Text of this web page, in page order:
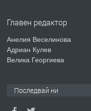
ТЪРСИ
Главен редактор
Анелия Веселинова
Адриан Кулев
Велика Георгиева
Последвай ни